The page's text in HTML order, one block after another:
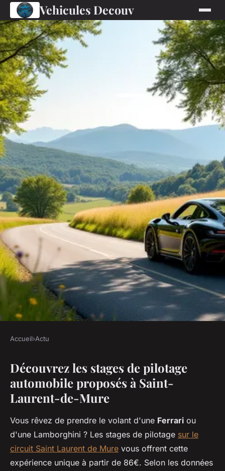
Vehicules Decouv
Découvrez le stage de
conduite automobile à mure !
Accueil›Actu
Découvrez les stages de pilotage
automobile proposés à Saint-
Laurent-de-Mure
Vous rêvez de prendre le volant d'une Ferrari ou
d'une Lamborghini ? Les stages de pilotage sur le
circuit Saint Laurent de Mure vous offrent cette
expérience unique à partir de 86€. Selon les données